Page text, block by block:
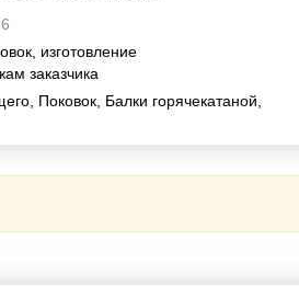
изготовление
заказчика
Поковок, Балки горячекатаной,